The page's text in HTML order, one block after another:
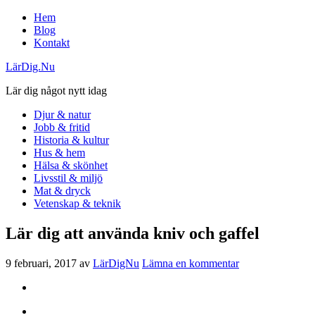
Hem
Blog
Kontakt
LärDig.Nu
Lär dig något nytt idag
Djur & natur
Jobb & fritid
Historia & kultur
Hus & hem
Hälsa & skönhet
Livsstil & miljö
Mat & dryck
Vetenskap & teknik
Lär dig att använda kniv och gaffel
9 februari, 2017 av LärDigNu Lämna en kommentar